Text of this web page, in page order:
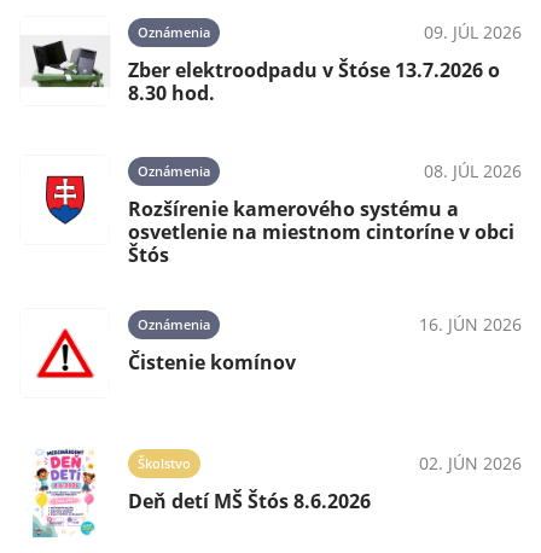
Oznámenia 09. JÚL 2026
Zber elektroodpadu v Štóse 13.7.2026 o
8.30 hod.
Oznámenia 08. JÚL 2026
Rozšírenie kamerového systému a
osvetlenie na miestnom cintoríne v obci
Štós
Oznámenia 16. JÚN 2026
Čistenie komínov
Školstvo 02. JÚN 2026
Deň detí MŠ Štós 8.6.2026